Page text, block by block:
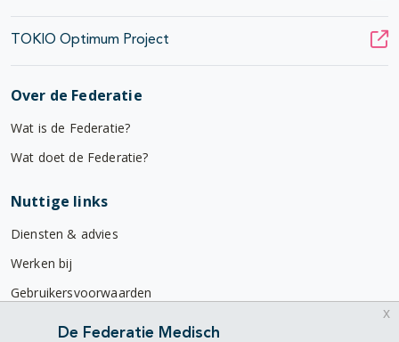
TOKIO Optimum Project
Over de Federatie
Wat is de Federatie?
Wat doet de Federatie?
Nuttige links
Diensten & advies
Werken bij
Gebruikersvoorwaarden
Privacyverklaring
De Federatie Medisch
x